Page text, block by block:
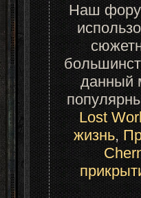
Наш
данный
Lost
жизнь,